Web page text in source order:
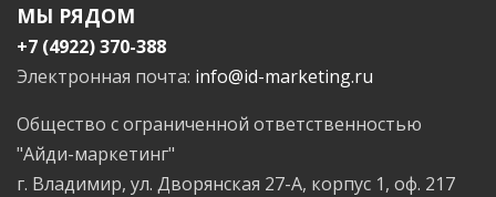
МЫ РЯДОМ
+7 (4922) 370-388
Электронная почта: info@id-marketing.ru
Общество с ограниченной ответственностью
"Айди-маркетинг"
г. Владимир, ул. Дворянская 27-А, корпус 1, оф. 217